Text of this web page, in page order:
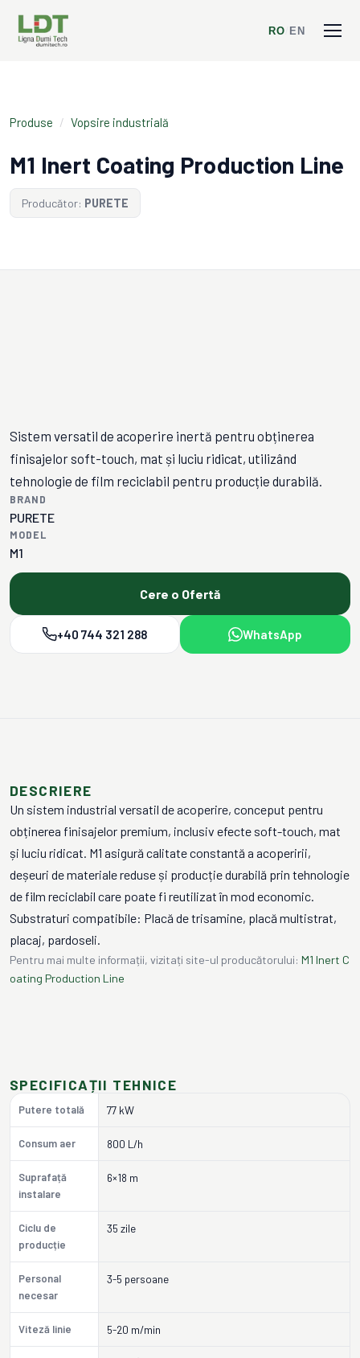
RO EN
Produse / Vopsire industrială
M1 Inert Coating Production Line
Producător: PURETE
Sistem versatil de acoperire inertă pentru obținerea
finisajelor soft-touch, mat și luciu ridicat, utilizând
tehnologie de film reciclabil pentru producție durabilă.
BRAND
PURETE
MODEL
M1
Cere o Ofertă
+40 744 321 288 WhatsApp
DESCRIERE
Un sistem industrial versatil de acoperire, conceput pentru
obținerea finisajelor premium, inclusiv efecte soft-touch, mat
și luciu ridicat. M1 asigură calitate constantă a acoperirii,
deșeuri de materiale reduse și producție durabilă prin tehnologie
de film reciclabil care poate fi reutilizat în mod economic.
Substraturi compatibile: Placă de trisamine, placă multistrat,
placaj, pardoseli.
Pentru mai multe informații, vizitați site-ul producătorului: M1 Inert C
oating Production Line
SPECIFICAȚII TEHNICE
Putere totală 77 kW
Consum aer 800 L/h
Suprafață
instalare
6×18 m
Ciclu de
producție
35 zile
Personal
necesar
3-5 persoane
Viteză linie 5-20 m/min